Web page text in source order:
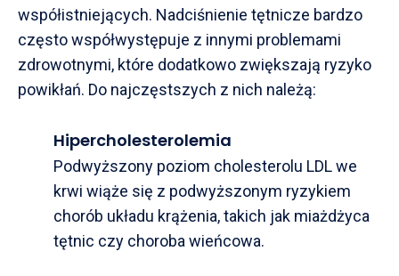
współistniejących. Nadciśnienie tętnicze bardzo
często współwystępuje z innymi problemami
zdrowotnymi, które dodatkowo zwiększają ryzyko
powikłań. Do najczęstszych z nich należą:
Hipercholesterolemia
Podwyższony poziom cholesterolu LDL we
krwi wiąże się z podwyższonym ryzykiem
chorób układu krążenia, takich jak miażdżyca
tętnic czy choroba wieńcowa.